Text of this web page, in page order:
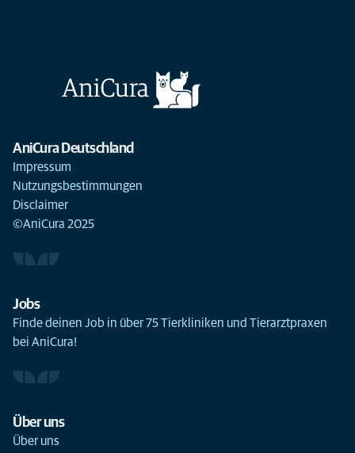
AniCura Deutschland
Impressum
Nutzungsbestimmungen
Disclaimer
©AniCura 2025
Jobs
Finde deinen Job in über 75 Tierkliniken und Tierarztpraxen
bei AniCura!
Über uns
Über uns